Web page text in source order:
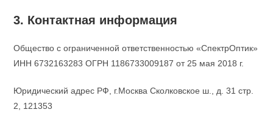
3. Контактная информация
Общество с ограниченной ответственностью «СпектрОптик»
ИНН 6732163283 ОГРН 1186733009187 от 25 мая 2018 г.
Юридический адрес РФ, г.Москва Сколковское ш., д. 31 стр.
2, 121353